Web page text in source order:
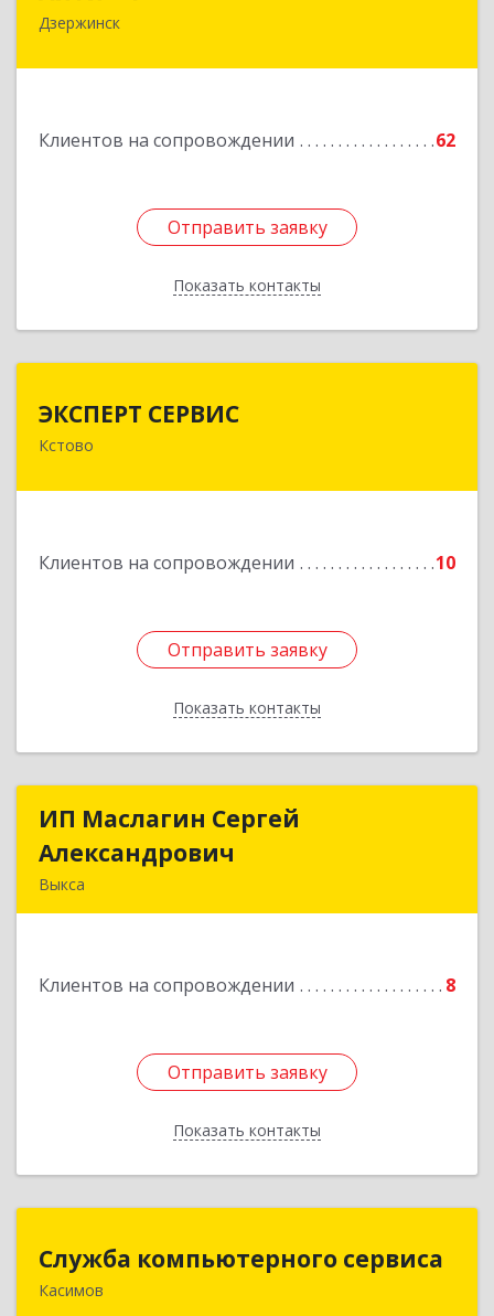
Дзержинск
Клиентов на сопровождении 62
Отправить заявку
Показать контакты
606015, Нижегородская обл, Дзержинск г,
Отправить заявку
Назад
ЭКСПЕРТ СЕРВИС
Кстово
Клиентов на сопровождении 10
Отправить заявку
Показать контакты
Отправить заявку
Назад
ИП Маслагин Сергей
Александрович
Выкса
Клиентов на сопровождении 8
Отправить заявку
Показать контакты
ИП Маслагин Сергей
Подробнее
Отправить заявку
Назад
Служба компьютерного сервиса
Касимов
Служба компьютерного сервиса
391300, Рязанская обл., г.Касимов, ул.Советская